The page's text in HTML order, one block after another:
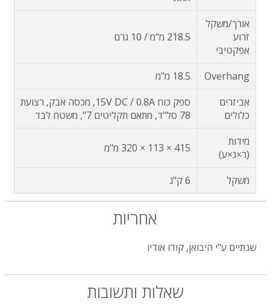
אורך/משקל
זרוע
אפקטיבי
218.5 מ"מ / 10 גרם
Overhang
18.5 מ"מ
אביזרים
כלולים
ספק כוח 15V DC / 0.8A, מכסה אבק, רצועת
78 סל"ד, מתאם תקליטים 7", משטח לבד
מידות
(ר×ג×ע)
415 × 113 × 320 מ"מ
משקל 6 ק"ג
אחריות
שנתיים ע"י היבואן, קודו אודיו
שאלות ותשובות